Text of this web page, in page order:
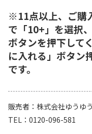
※11点以上、ご購
で「10+」を選択
ボタンを押下して
に入れる」ボタン
です。
販売者
株式会社ゆうゆ
TEL
0120-096-581